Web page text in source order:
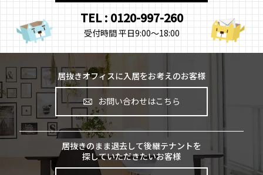
TEL : 0120-997-260
受付時間 平日9:00～18:00
居抜きオフィスに入居をお考えのお客様
お問い合わせはこちら
居抜きのまま退去して後継テナントを
探していただきたいお客様